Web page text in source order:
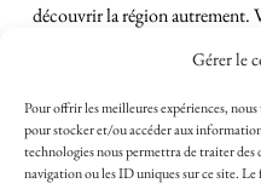
Gérer le
Pour offrir les meilleures expériences,
pour stocker et/ou accéder aux
technologies nous permettra de traiter
navigation ou les ID uniques sur ce site.
découvrir la région autrement.
Rochelle, tenu par une locale
soyez Rochelais·e ou de
articles vous aideront à